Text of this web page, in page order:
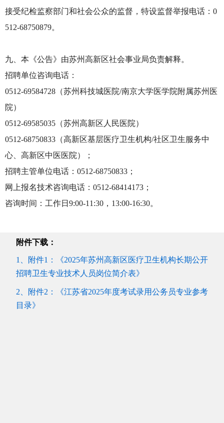
接受纪检监察部门和社会公众的监督，特设监督举报电话：0
512-68750879。
九、本《公告》由苏州高新区社会事业局负责解释。
招聘单位咨询电话：
0512-69584728（苏州科技城医院/南京大学医学院附属苏州医
院）
0512-69585035（苏州高新区人民医院）
0512-68750833（高新区基层医疗卫生机构/社区卫生服务中
心、高新区中医医院）；
招聘主管单位电话：0512-68750833；
网上报名技术咨询电话：0512-68414173；
咨询时间：工作日9:00-11:30，13:00-16:30。
附件下载：
1、附件1：《2025年苏州高新区医疗卫生机构长期公开
招聘卫生专业技术人员岗位简介表》
2、附件2：《江苏省2025年度考试录用公务员专业参考
目录》